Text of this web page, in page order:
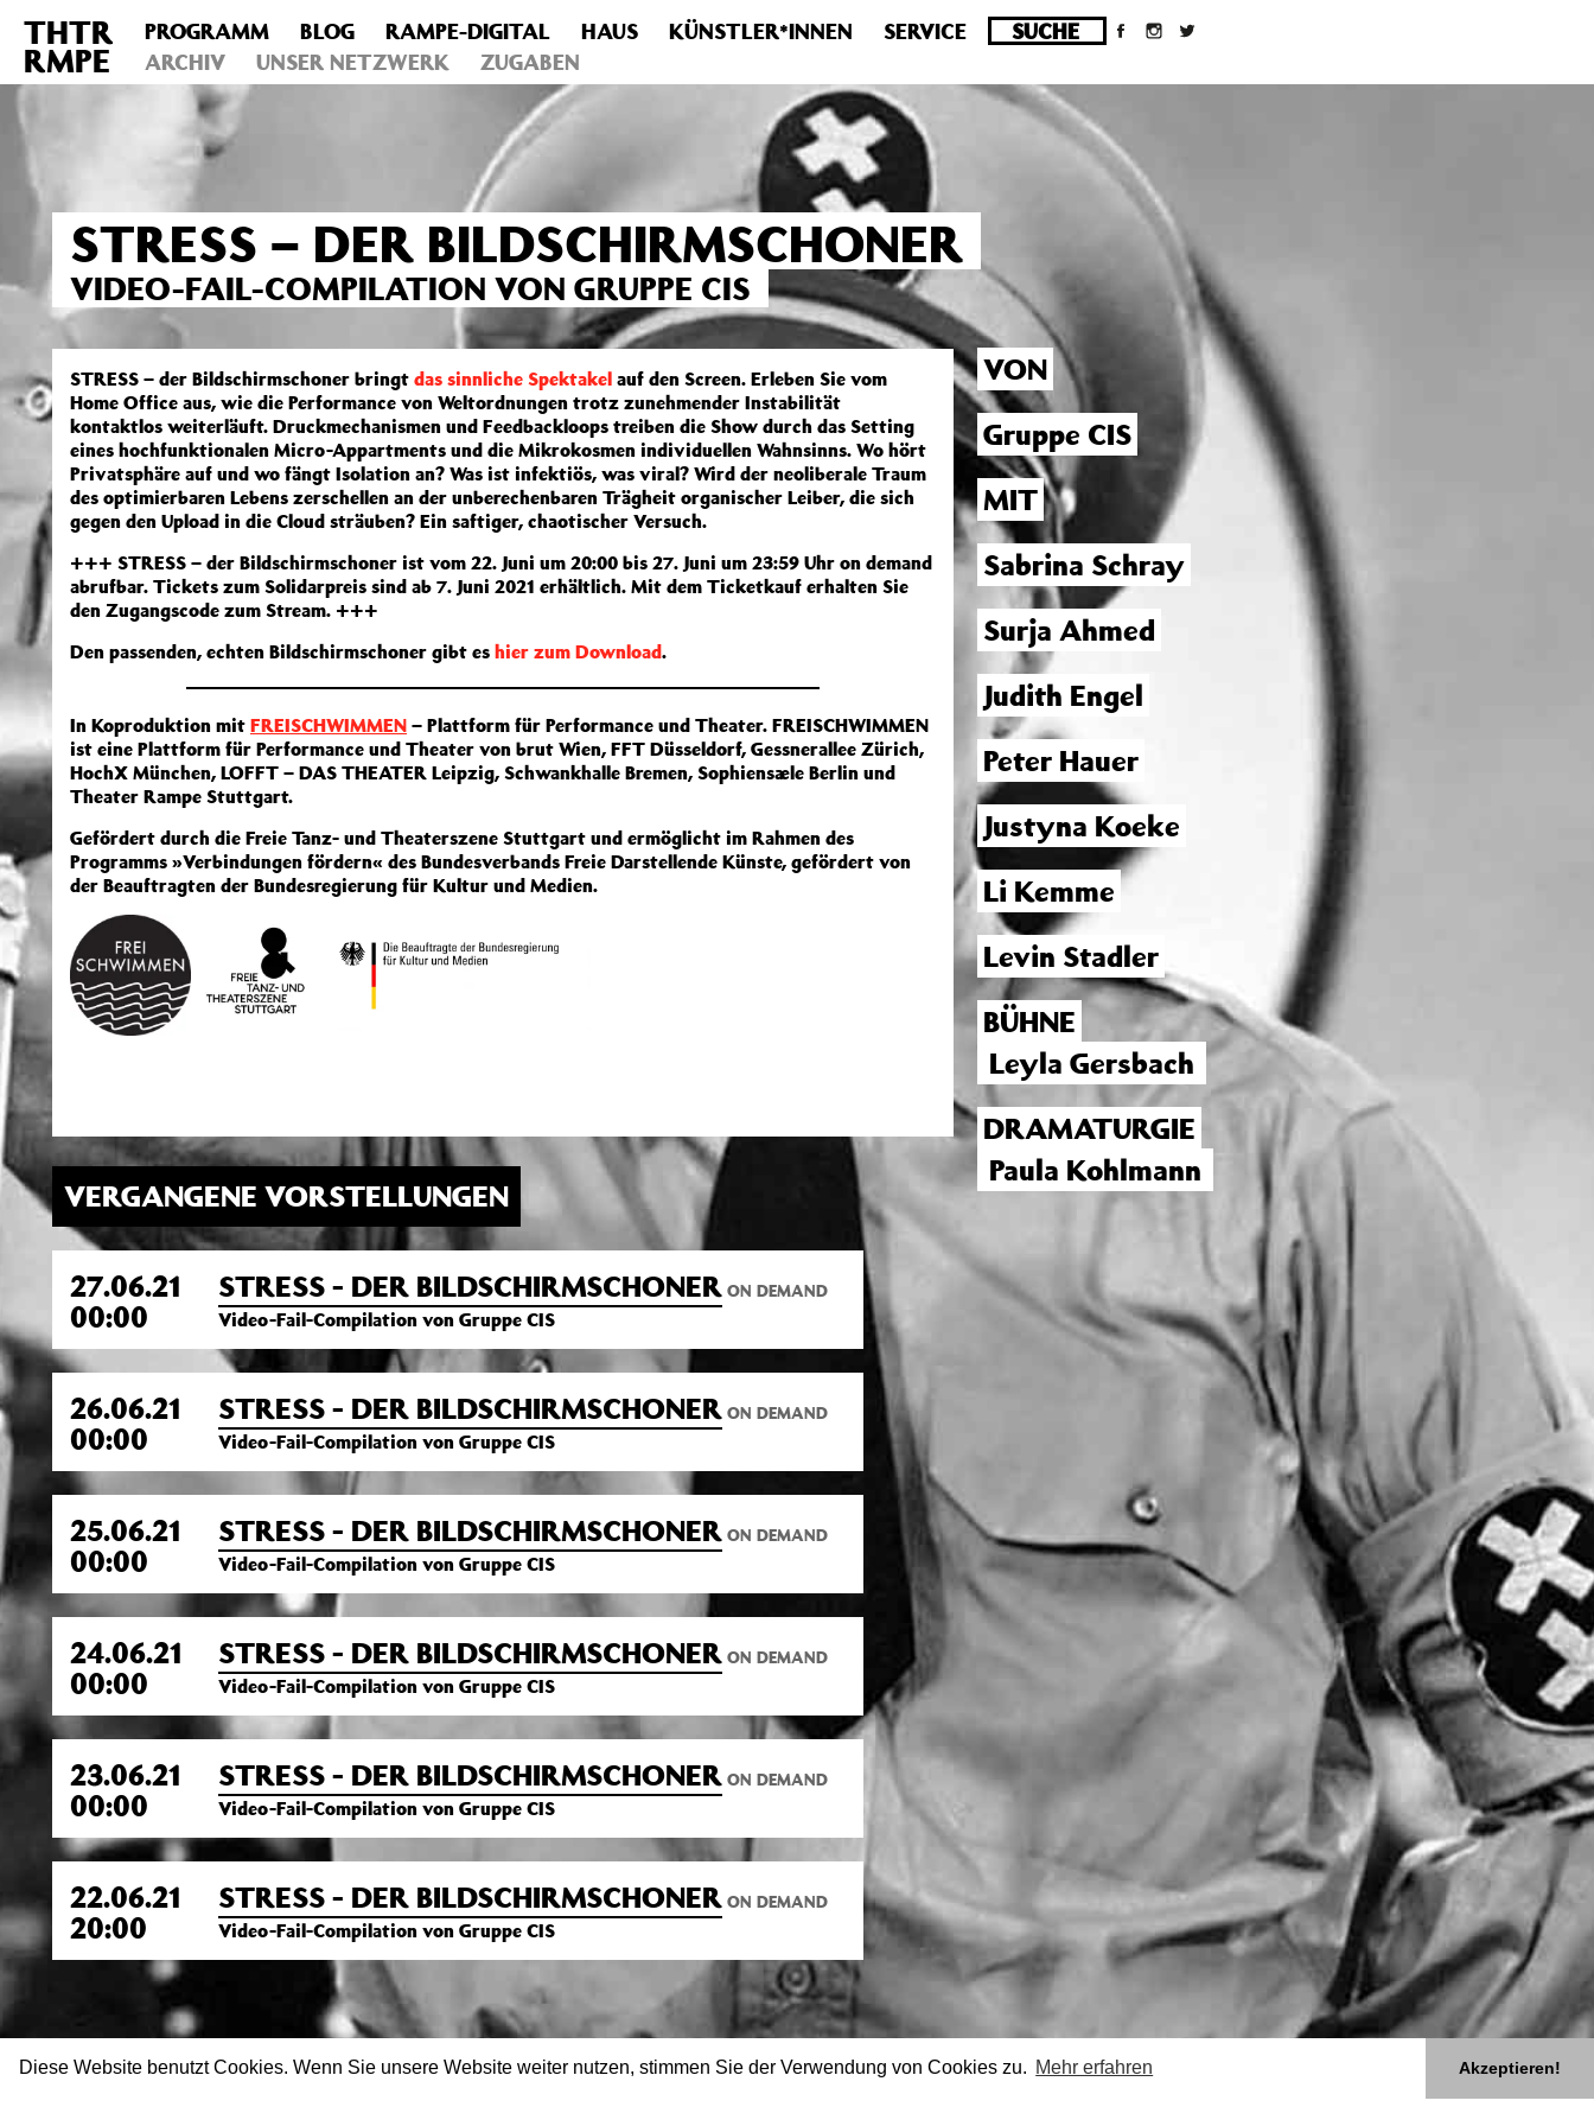
Diese Website benutzt Cookies. Wenn Sie unsere Website weiter nutzen, stimmen Sie der Verwendung von Cookies zu. Mehr erfahren Akzeptieren!
Deprecated : Die Funktion post_permalink ist seit Version 4.4.0 veraltet! Verwende stattdessen get_permalink(). in
/homepages/10/d43051023/htdocs/wordpress/wp-
includes/functions.phpon line6031
THTR
RMPE
PROGRAMM BLOG RAMPE-DIGITAL HAUS KÜNSTLER*INNEN
SERVICE
ARCHIV
UNSER NETZWERK ZUGABEN
STRESS – DER BILDSCHIRMSCHONER
VIDEO-FAIL-COMPILATION VON GRUPPE CIS
STRESS – der Bildschirmschoner bringt das sinnliche Spektakel auf den Screen. Erleben Sie vom
Home Office aus, wie die Performance von Weltordnungen trotz zunehmender Instabilität
kontaktlos weiterläuft. Druckmechanismen und Feedbackloops treiben die Show durch das Setting
eines hochfunktionalen Micro-Appartments und die Mikrokosmen individuellen Wahnsinns. Wo hört
Privatsphäre auf und wo fängt Isolation an? Was ist infektiös, was viral? Wird der neoliberale Traum
des optimierbaren Lebens zerschellen an der unberechenbaren Trägheit organischer Leiber, die sich
gegen den Upload in die Cloud sträuben? Ein saftiger, chaotischer Versuch.
+++ STRESS – der Bildschirmschoner ist vom 22. Juni um 20:00 bis 27. Juni um 23:59 Uhr on demand
abrufbar. Tickets zum Solidarpreis sind ab 7. Juni 2021 erhältlich. Mit dem Ticketkauf erhalten Sie
den Zugangscode zum Stream. +++
Den passenden, echten Bildschirmschoner gibt es hier zum Download.
In Koproduktion mit FREISCHWIMMEN – Plattform für Performance und Theater. FREISCHWIMMEN
ist eine Plattform für Performance und Theater von brut Wien, FFT Düsseldorf, Gessnerallee Zürich,
HochX München, LOFFT – DAS THEATER Leipzig, Schwankhalle Bremen, Sophiensæle Berlin und
Theater Rampe Stuttgart.
Gefördert durch die Freie Tanz- und Theaterszene Stuttgart und ermöglicht im Rahmen des
Programms »Verbindungen fördern« des Bundesverbands Freie Darstellende Künste, gefördert von
der Beauftragten der Bundesregierung für Kultur und Medien.
VERGANGENE VORSTELLUNGEN
27.06.21
00:00
STRESS - DER BILDSCHIRMSCHONER ON DEMAND
Video-Fail-Compilation von Gruppe CIS
26.06.21
00:00
STRESS - DER BILDSCHIRMSCHONER ON DEMAND
Video-Fail-Compilation von Gruppe CIS
25.06.21
00:00
STRESS - DER BILDSCHIRMSCHONER ON DEMAND
Video-Fail-Compilation von Gruppe CIS
24.06.21
00:00
STRESS - DER BILDSCHIRMSCHONER ON DEMAND
Video-Fail-Compilation von Gruppe CIS
23.06.21
00:00
STRESS - DER BILDSCHIRMSCHONER ON DEMAND
Video-Fail-Compilation von Gruppe CIS
22.06.21
20:00
STRESS - DER BILDSCHIRMSCHONER ON DEMAND
Video-Fail-Compilation von Gruppe CIS
VON
Gruppe CIS
MIT
Sabrina Schray
Surja Ahmed
Judith Engel
Peter Hauer
Justyna Koeke
Li Kemme
Levin Stadler
BÜHNE
Leyla Gersbach
DRAMATURGIE
Paula Kohlmann